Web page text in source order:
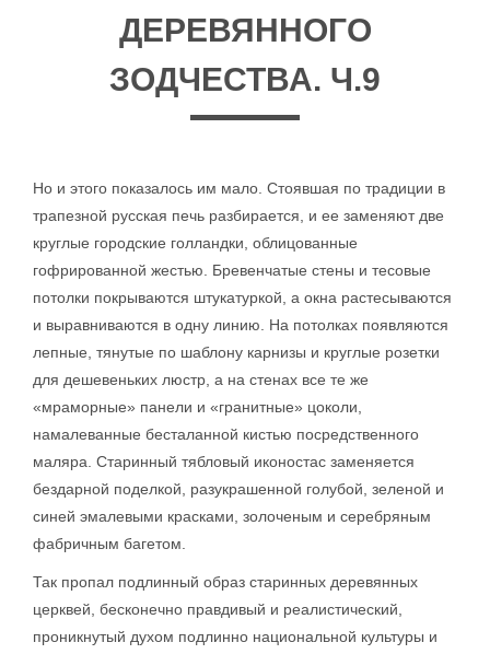
ДЕРЕВЯННОГО
ЗОДЧЕСТВА. Ч.9
Но и этого показалось им мало. Стоявшая по традиции в
трапезной русская печь разбирается, и ее заменяют две
круглые городские голландки, облицованные
гофрированной жестью. Бревенчатые стены и тесовые
потолки покрываются штукатуркой, а окна растесываются
и выравниваются в одну линию. На потолках появляются
лепные, тянутые по шаблону карнизы и круглые розетки
для дешевеньких люстр, а на стенах все те же
«мраморные» панели и «гранитные» цоколи,
намалеванные бесталанной кистью посредственного
маляра. Старинный тябловый иконостас заменяется
бездарной поделкой, разукрашенной голубой, зеленой и
синей эмалевыми красками, золоченым и серебряным
фабричным багетом.
Так пропал подлинный образ старинных деревянных
церквей, бесконечно правдивый и реалистический,
проникнутый духом подлинно национальной культуры и